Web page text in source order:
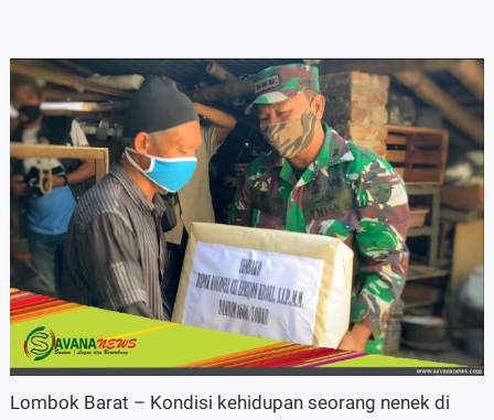
Lombok Barat – Kondisi kehidupan seorang nenek di